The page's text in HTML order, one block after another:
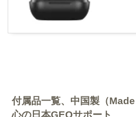
付属品一覧、中国製（
心の日本GEOサポート